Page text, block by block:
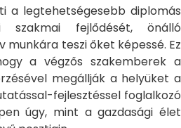
a legtehetségesebb diplomás
szakmai fejlődését, önálló
munkára teszi őket képessé. Ez
a végzős szakemberek a
megállják a helyüket a
fejlesztéssel foglalkozó
úgy, mint a gazdasági élet